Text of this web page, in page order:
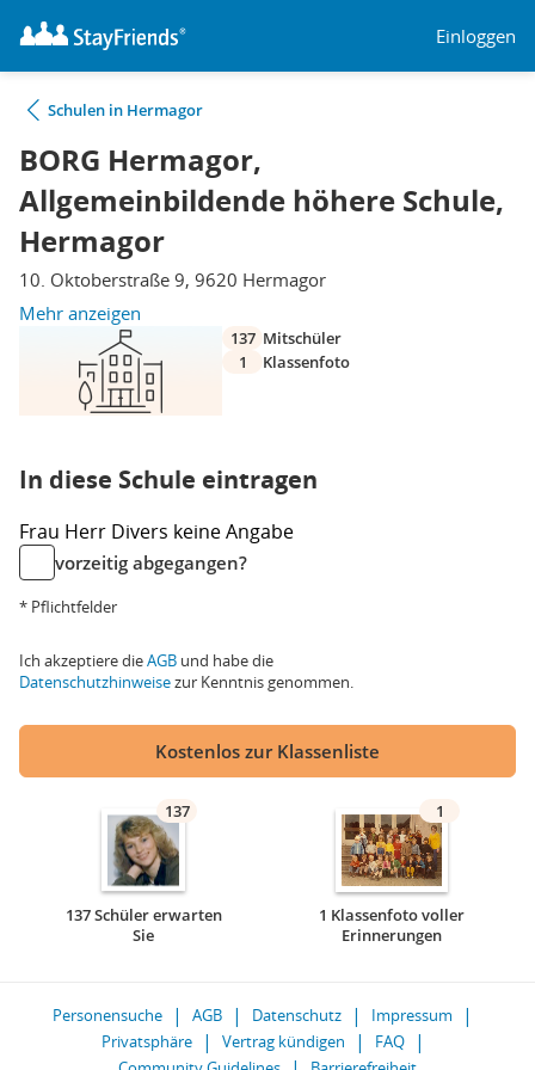
Einloggen
Schulen in Hermagor
BORG Hermagor,
Allgemeinbildende höhere Schule,
Hermagor
10. Oktoberstraße 9, 9620 Hermagor
Mehr anzeigen
137 Mitschüler
1
Klassenfoto
In diese Schule eintragen
Frau Herr Divers keine Angabe
vorzeitig abgegangen?
* Pflichtfelder
Ich akzeptiere dieAGB und habe die
Datenschutzhinweisezur Kenntnis genommen.
Kostenlos zur Klassenliste
137
137 Schüler erwarten
Sie
1
1 Klassenfoto voller
Erinnerungen
Personensuche AGB Datenschutz
Impressum
Privatsphäre
Vertrag kündigen
FAQ